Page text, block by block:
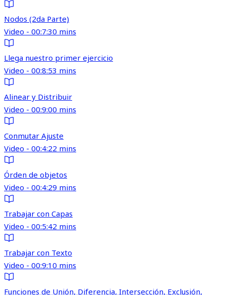
Nodos (2da Parte)
Video - 00:7:30 mins
Llega nuestro primer ejercicio
Video - 00:8:53 mins
Alinear y Distribuir
Video - 00:9:00 mins
Conmutar Ajuste
Video - 00:4:22 mins
Órden de objetos
Video - 00:4:29 mins
Trabajar con Capas
Video - 00:5:42 mins
Trabajar con Texto
Video - 00:9:10 mins
Funciones de Unión, Diferencia, Intersección, Exclusión,